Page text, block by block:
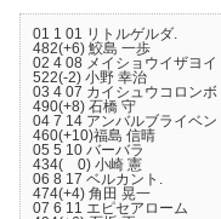
01 1 01 リトルゲル
482(+6) 鮫島 一歩
02 4 08 メイショウイ
522(-2) 小野 幸治
03 4 07 カイシュウコロ
490(+8) 石橋 守
04 7 14 アンバルブライ
460(+10)福島 信晴
05 5 10 バーバラ .
434( 0) 小崎 憲
06 8 17 ベルカント
474(+4) 角田 晃一
07 6 11 エピセアロ